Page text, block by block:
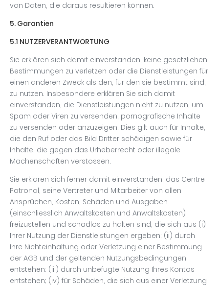
von Daten, die daraus resultieren können.
5. Garantien
5.1 NUTZERVERANTWORTUNG
Sie erklären sich damit einverstanden, keine gesetzlichen
Bestimmungen zu verletzen oder die Dienstleistungen für
einen anderen Zweck als den, für den sie bestimmt sind,
zu nutzen. Insbesondere erklären Sie sich damit
einverstanden, die Dienstleistungen nicht zu nutzen, um
Spam oder Viren zu versenden, pornografische Inhalte
zu versenden oder anzuzeigen. Dies gilt auch für Inhalte,
die den Ruf oder das Bild Dritter schädigen sowie für
Inhalte, die gegen das Urheberrecht oder illegale
Machenschaften verstossen.
Sie erklären sich ferner damit einverstanden, das Centre
Patronal, seine Vertreter und Mitarbeiter von allen
Ansprüchen, Kosten, Schäden und Ausgaben
(einschliesslich Anwaltskosten und Anwaltskosten)
freizustellen und schadlos zu halten sind, die sich aus (i)
Ihrer Nutzung der Dienstleistungen ergeben; (ii) durch
Ihre Nichteinhaltung oder Verletzung einer Bestimmung
der AGB und der geltenden Nutzungsbedingungen
entstehen; (iii) durch unbefugte Nutzung Ihres Kontos
entstehen; (iv) für Schäden, die sich aus einer Verletzung